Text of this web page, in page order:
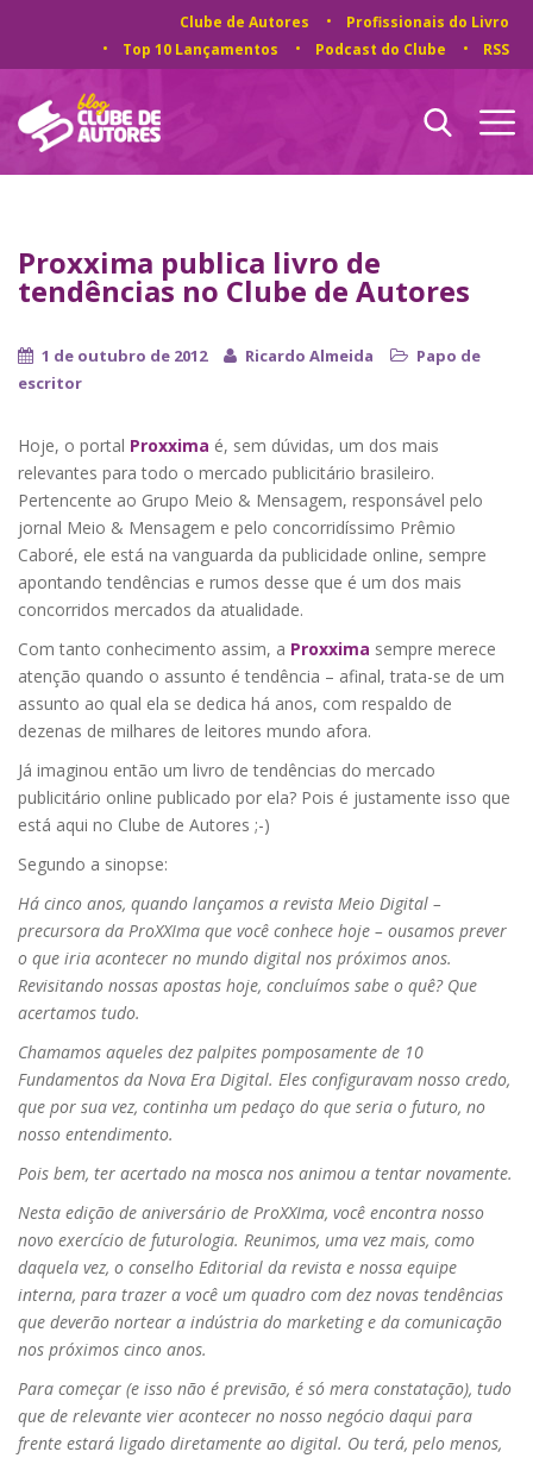
Clube de Autores
Profissionais do Livro
Top 10 Lançamentos
Podcast do Clube RSS
Proxxima publica livro de
tendências no Clube de Autores
1 de outubro de 2012 Ricardo Almeida
Papo de
escritor
Hoje, o portal Proxxima é, sem dúvidas, um dos mais
relevantes para todo o mercado publicitário brasileiro.
Pertencente ao Grupo Meio & Mensagem, responsável pelo
jornal Meio & Mensagem e pelo concorridíssimo Prêmio
Caboré, ele está na vanguarda da publicidade online, sempre
apontando tendências e rumos desse que é um dos mais
concorridos mercados da atualidade.
Com tanto conhecimento assim, a Proxxima sempre merece
atenção quando o assunto é tendência – afinal, trata-se de um
assunto ao qual ela se dedica há anos, com respaldo de
dezenas de milhares de leitores mundo afora.
Já imaginou então um livro de tendências do mercado
publicitário online publicado por ela? Pois é justamente isso que
está aqui no Clube de Autores ;-)
Segundo a sinopse:
Há cinco anos, quando lançamos a revista Meio Digital –
precursora da ProXXIma que você conhece hoje – ousamos prever
o que iria acontecer no mundo digital nos próximos anos.
Revisitando nossas apostas hoje, concluímos sabe o quê? Que
acertamos tudo.
Chamamos aqueles dez palpites pomposamente de 10
Fundamentos da Nova Era Digital. Eles configuravam nosso credo,
que por sua vez, continha um pedaço do que seria o futuro, no
nosso entendimento.
Pois bem, ter acertado na mosca nos animou a tentar novamente.
Nesta edição de aniversário de ProXXIma, você encontra nosso
novo exercício de futurologia. Reunimos, uma vez mais, como
daquela vez, o conselho Editorial da revista e nossa equipe
interna, para trazer a você um quadro com dez novas tendências
que deverão nortear a indústria do marketing e da comunicação
nos próximos cinco anos.
Para começar (e isso não é previsão, é só mera constatação), tudo
que de relevante vier acontecer no nosso negócio daqui para
frente estará ligado diretamente ao digital. Ou terá, pelo menos,